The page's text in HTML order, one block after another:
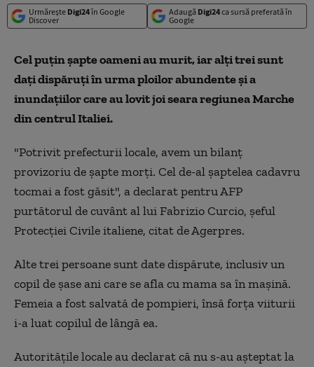
Urmărește Digi24în Google
Discover
Adaugă Digi24ca sursă preferată în
Google
Cel puţin şapte oameni au murit, iar alți trei sunt
dați dispăruți în urma ploilor abundente şi a
inundaţiilor care au lovit joi seara regiunea Marche
din centrul Italiei.
"Potrivit prefecturii locale, avem un bilanţ
provizoriu de şapte morţi. Cel de-al şaptelea cadavru
tocmai a fost găsit", a declarat pentru AFP
purtătorul de cuvânt al lui Fabrizio Curcio, şeful
Protecţiei Civile italiene, citat de Agerpres.
Alte trei persoane sunt date dispărute, inclusiv un
copil de şase ani care se afla cu mama sa în maşină.
Femeia a fost salvată de pompieri, însă forţa viiturii
i-a luat copilul de lângă ea.
Autorităţile locale au declarat că nu s-au aşteptat la